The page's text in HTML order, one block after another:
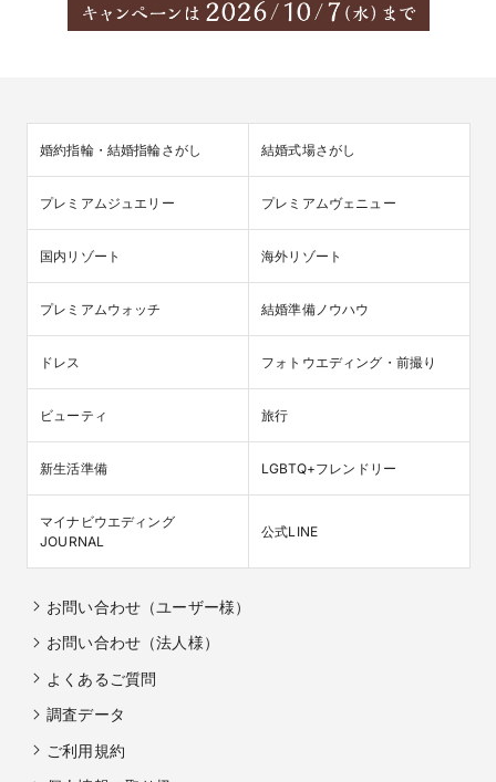
婚約指輪・結婚指輪さがし 結婚式場さがし
プレミアムジュエリー プレミアムヴェニュー
国内リゾート 海外リゾート
プレミアムウォッチ 結婚準備ノウハウ
ドレス フォトウエディング・前撮り
ビューティ 旅行
新生活準備 LGBTQ+フレンドリー
マイナビウエディング
JOURNAL
公式LINE
お問い合わせ（ユーザー様）
お問い合わせ（法人様）
よくあるご質問
調査データ
ご利用規約